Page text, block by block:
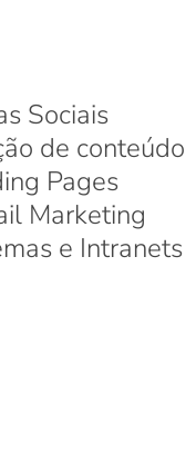
Sociais
de conteúdo
Pages
Marketing
e Intranets